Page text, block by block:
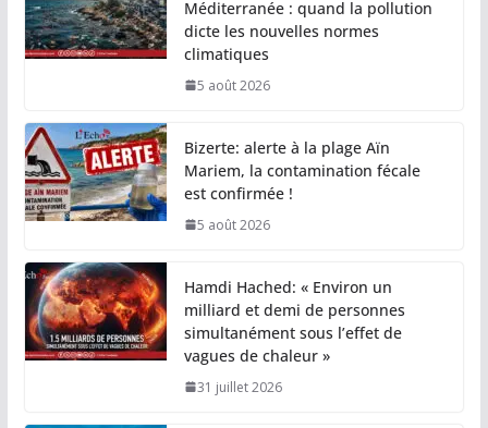
Méditerranée : quand la pollution
dicte les nouvelles normes
climatiques
5 août 2026
Bizerte: alerte à la plage Aïn
Mariem, la contamination fécale
est confirmée !
5 août 2026
Hamdi Hached: « Environ un
milliard et demi de personnes
simultanément sous l’effet de
vagues de chaleur »
31 juillet 2026